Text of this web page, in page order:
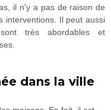
il n'y a pas de raison de
interventions. Il peut aussi
très abordables et
dans la ville